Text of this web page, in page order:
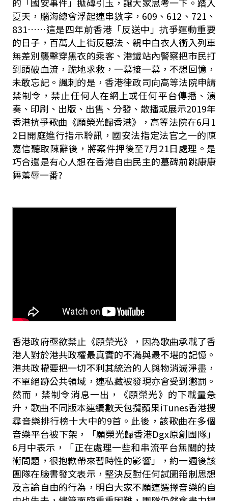
夏天，腦海總會浮起連串數字，609、612、721、
831……這是四年前香港「反送中」抗爭運動重要
的日子，百萬人上街反惡法、親中白衣人衝入列車
無差別襲擊穿黑衣的乘客、港鐵站內警察把市民打
到頭破血流，跪地求救，一幕接一幕，不想回憶，
未敢忘記。諷刺的是，香港律政司向高等法院申請
禁制令，禁止任何人在網上或任何平台傳播、演
奏、印刷、出版、出售、分發、散播或展示2019年
香港抗爭歌曲《願榮光歸香港》，高等法院在6月1
2日開庭進行指示聆訊，國安法指定法官之一的陳
嘉信聽取陳辭後，將案件押後至7月21日處理。是
巧合還是有心人想在香港自由民主的墓碑前跳康康
舞羞辱一番?
香港政府亟欲禁止《願榮光》，因為歌曲承載了香
港人對於港共政權最真實的不滿與最不堪的記憶。
港共政權要把一切不利其統治的人與物消滅淨盡，
不單絕跡公共領域，連私藏被發現亦會受到懲罰。
然而，禁制令消息一出，《願榮光》的下載量急
升，歌曲不同版本連續數天包攬蘋果iTunes香港搜
尋音樂排行榜十大中的9首。此後，該歌曲在多個
音樂平台被下架，「願榮光歸香港Dgx原創團隊」
6月中表示，「正在處理一些和串流平台無關的技
術問題，很抱歉帶來暫時性的影響」，約一週後該
團隊在臉書發文表示，堅決反對任何試圖箝制思想
及言論自由的行為，明白大家不願連選擇音樂的自